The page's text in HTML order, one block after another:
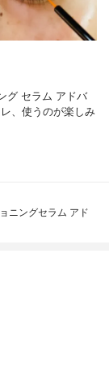
グ セラム アドバ
、使うのが楽しみ
ニングセラム アド